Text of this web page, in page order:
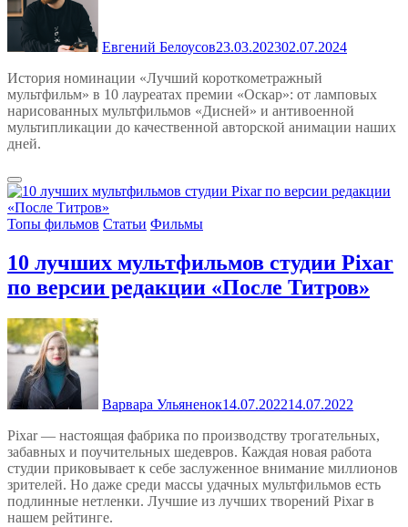
Евгений Белоусов23.03.202302.07.2024
История номинации «Лучший короткометражный
мультфильм» в 10 лауреатах премии «Оскар»: от ламповых
нарисованных мультфильмов «Дисней» и антивоенной
мультипликации до качественной авторской анимации наших
дней.
Топы фильмов Статьи Фильмы
10 лучших мультфильмов студии Pixar
по версии редакции «После Титров»
Варвара Ульяненок14.07.202214.07.2022
Pixar — настоящая фабрика по производству трогательных,
забавных и поучительных шедевров. Каждая новая работа
студии приковывает к себе заслуженное внимание миллионов
зрителей. Но даже среди массы удачных мультфильмов есть
подлинные нетленки. Лучшие из лучших творений Pixar в
нашем рейтинге.